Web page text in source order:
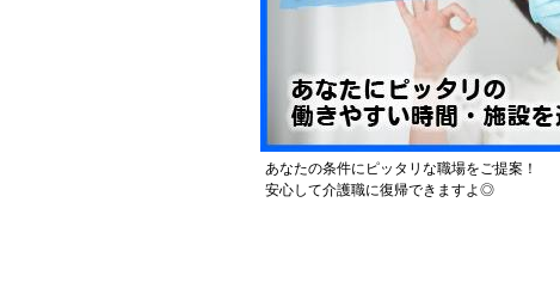
あなたの条件にピッタリな職場をご提案！
安心して介護職に復帰できますよ◎